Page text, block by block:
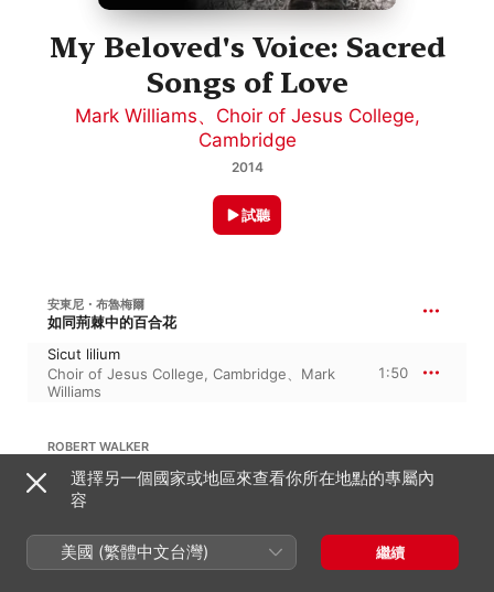
My Beloved's Voice: Sacred
Songs of Love
Mark Williams、 Choir of Jesus College,
Cambridge
2014
試聽
安東尼・布魯梅爾
如同荊棘中的百合花
Sicut lilium
Choir of Jesus College, Cambridge、 Mark
Williams
1:50
ROBERT WALKER
As the Apple Tree
Choir of Jesus College, Cambridge
派屈克 · 霍伊斯
選擇另一個國家或地區來查看你所在地點的專屬內
容
美國 (繁體中文台灣) 繼續